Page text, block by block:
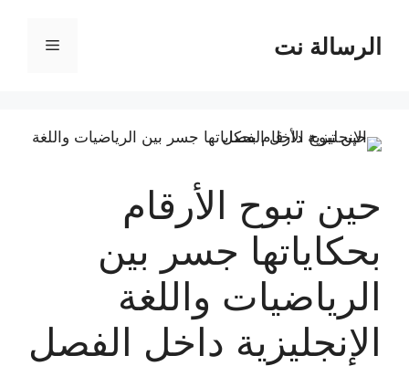
المحتوىالرسالة نت القائمة
حين تبوح الأرقام
بحكاياتها جسر بين
الرياضيات واللغة
الإنجليزية داخل الفصل